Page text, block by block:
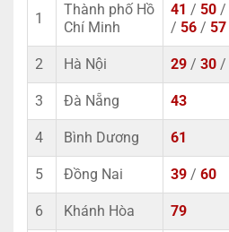
1
Thành phố Hồ
Chí Minh
41 / 50 /
/ 56 / 57
2 Hà Nội 29 / 30 /
3 Đà Nẵng 43
4 Bình Dương 61
5 Đồng Nai 39 / 60
6 Khánh Hòa 79